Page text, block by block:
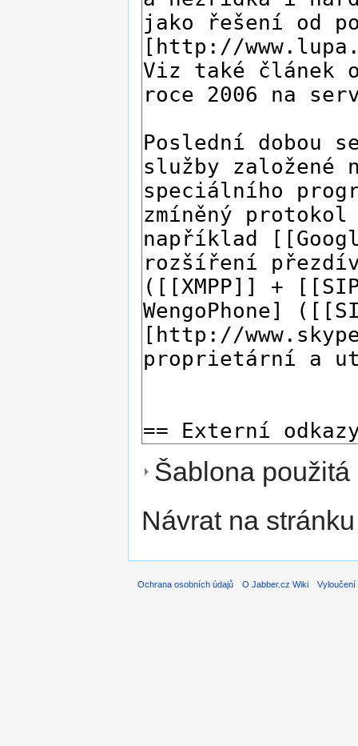
Šablona
Návrat na stránku
Ochrana osobních údajů O Jabber.cz Wiki Vyloučení